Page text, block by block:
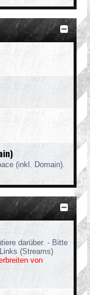
(inkl. Domain).
darüber. - Bitte
(Streams)
von